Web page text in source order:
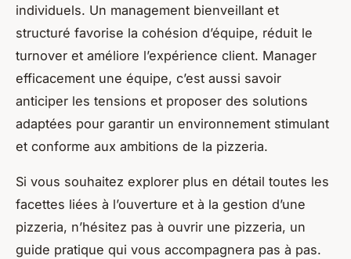
individuels. Un management bienveillant et
structuré favorise la cohésion d’équipe, réduit le
turnover et améliore l’expérience client. Manager
efficacement une équipe, c’est aussi savoir
anticiper les tensions et proposer des solutions
adaptées pour garantir un environnement stimulant
et conforme aux ambitions de la pizzeria.
Si vous souhaitez explorer plus en détail toutes les
facettes liées à l’ouverture et à la gestion d’une
pizzeria, n’hésitez pas à ouvrir une pizzeria, un
guide pratique qui vous accompagnera pas à pas.